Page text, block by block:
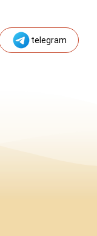
telegram